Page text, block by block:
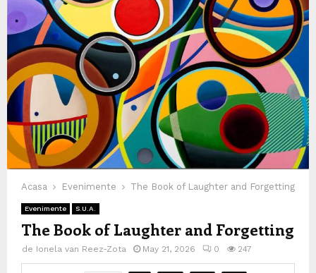
Acasa Evenimente The Book of Laughter and Forgetting
Evenimente S.U.A.
The Book of Laughter and Forgetting
de Ionela van Reez-Zota May 21, 2026 0 247